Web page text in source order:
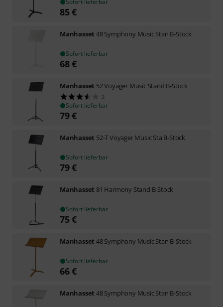
85€
Manhasset 48 Symphony Music Stan B-Stock
Sofort lieferbar
68€
Manhasset 52 Voyager Music Stand B-Stock
2
Sofort lieferbar
79€
Manhasset 52-T Voyager Music Sta B-Stock
Sofort lieferbar
79€
Manhasset 81 Harmony Stand B-Stock
Sofort lieferbar
75€
Manhasset 48 Symphony Music Stan B-Stock
Sofort lieferbar
66€
Manhasset 48 Symphony Music Stan B-Stock